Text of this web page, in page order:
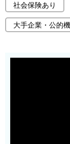
社会保険あり
大手企業・公的